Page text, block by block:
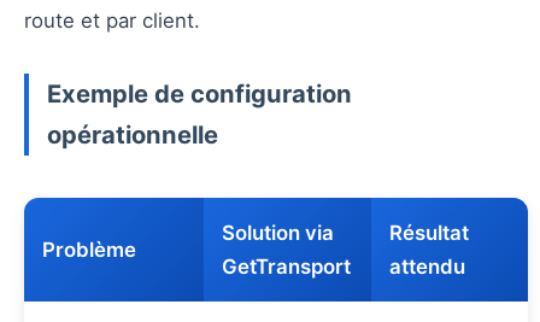
route et par client.
Exemple de configuration
opérationnelle
Problème
Solution via
GetTransport
Résultat
attendu